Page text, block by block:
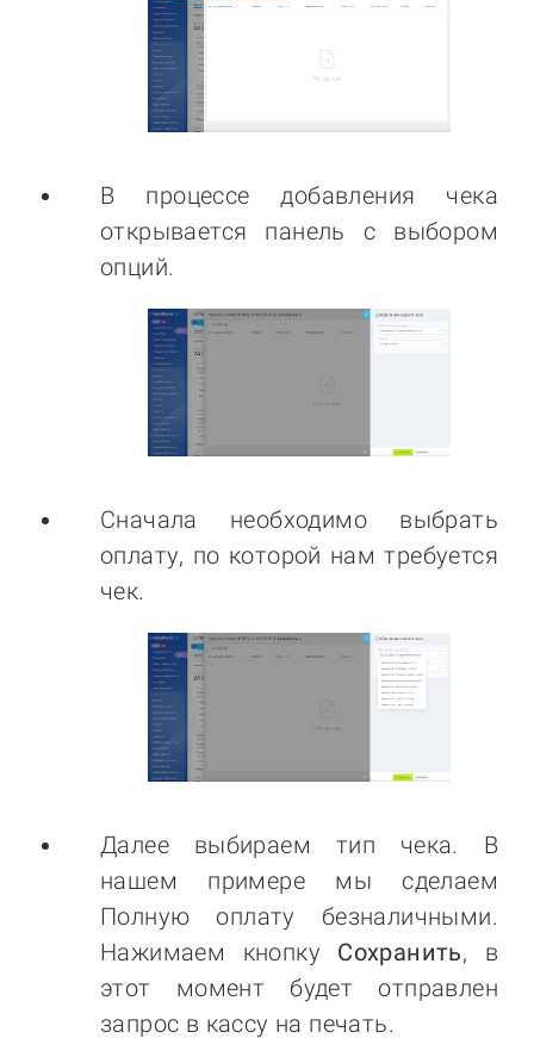
В процессе добавления чека
открывается панель с выбором
опций.
Сначала необходимо выбрать
оплату, по которой нам требуется
чек.
Далее выбираем тип чека. В
нашем примере мы сделаем
Полную оплату безналичными.
Нажимаем кнопку Сохранить, в
этот момент будет отправлен
запрос в кассу на печать.